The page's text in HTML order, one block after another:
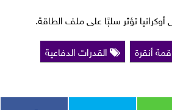
تؤثر سلبًا على ملف الطاقة.
قمة أنقرة
القدرات الدفاعية